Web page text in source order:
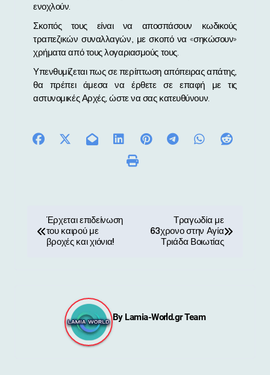
ενοχλούν.
Σκοπός τους είναι να αποσπάσουν κωδικούς
τραπεζικών συναλλαγών, με σκοπό να «σηκώσουν»
χρήματα από τους λογαριασμούς τους.
Υπενθυμίζεται πως σε περίπτωση απόπειρας απάτης,
θα πρέπει άμεσα να έρθετε σε επαφή με τις
αστυνομικές Αρχές, ώστε να σας κατευθύνουν.
Έρχεται επιδείνωση
του καιρού με
βροχές και χιόνια!
Τραγωδία με
63χρονο στην Αγία
Τριάδα Βοιωτίας
By Lamia-World.gr Team